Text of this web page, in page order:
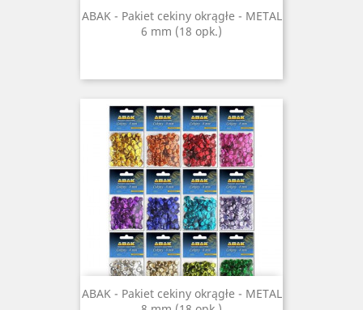
ABAK - Pakiet cekiny okrągłe - METAL
6 mm (18 opk.)
ABAK - Pakiet cekiny okrągłe - METAL